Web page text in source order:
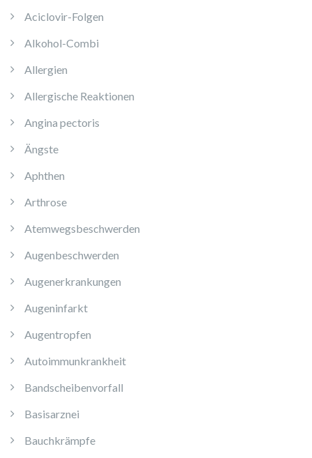
Aciclovir-Folgen
Alkohol-Combi
Allergien
Allergische Reaktionen
Angina pectoris
Ängste
Aphthen
Arthrose
Atemwegsbeschwerden
Augenbeschwerden
Augenerkrankungen
Augeninfarkt
Augentropfen
Autoimmunkrankheit
Bandscheibenvorfall
Basisarznei
Bauchkrämpfe